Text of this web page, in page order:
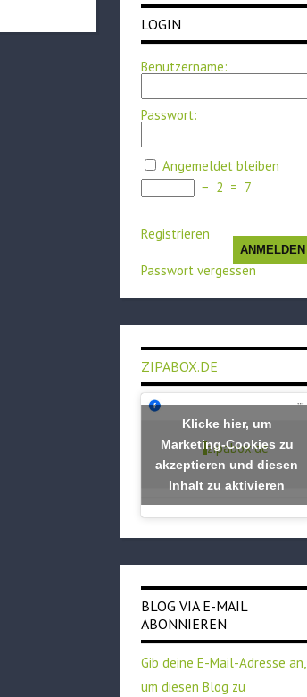
LOGIN
Benutzername:
Passwort:
Angemeldet bleiben
− 2 = 7
ANMELDEN
Registrieren
Passwort vergessen
ZIPABOX.DE
zipabox.de
Klicke hier, um
Marketing-Cookies zu
akzeptieren und diesen
Inhalt zu aktivieren
BLOG VIA E-MAIL
ABONNIEREN
Gib deine E-Mail-Adresse an,
um diesen Blog zu